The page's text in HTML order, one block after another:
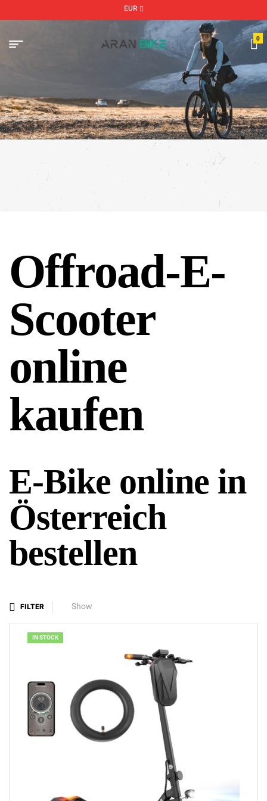
EUR
0
Offroad-E-
Scooter
online
kaufen
E-Bike online in
Österreich
bestellen
FILTER Show
IN STOCK